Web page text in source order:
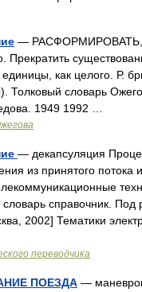
— РАСФОРМИРОВАТЬ,
Прекратить
как целого. Р.
Толковый словарь
1949 1992 …
— декапсуляция
из принятого потока
словарь справочник.
2002] Тематики
переводчика
ПОЕЗДА —